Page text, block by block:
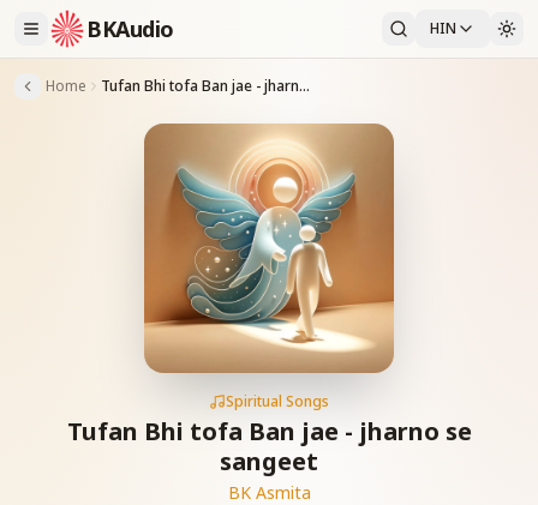
BKAudio HIN
Home Tufan Bhi tofa Ban jae - jharno se sangeet
Spiritual Songs
Tufan Bhi tofa Ban jae - jharno se
sangeet
BK Asmita